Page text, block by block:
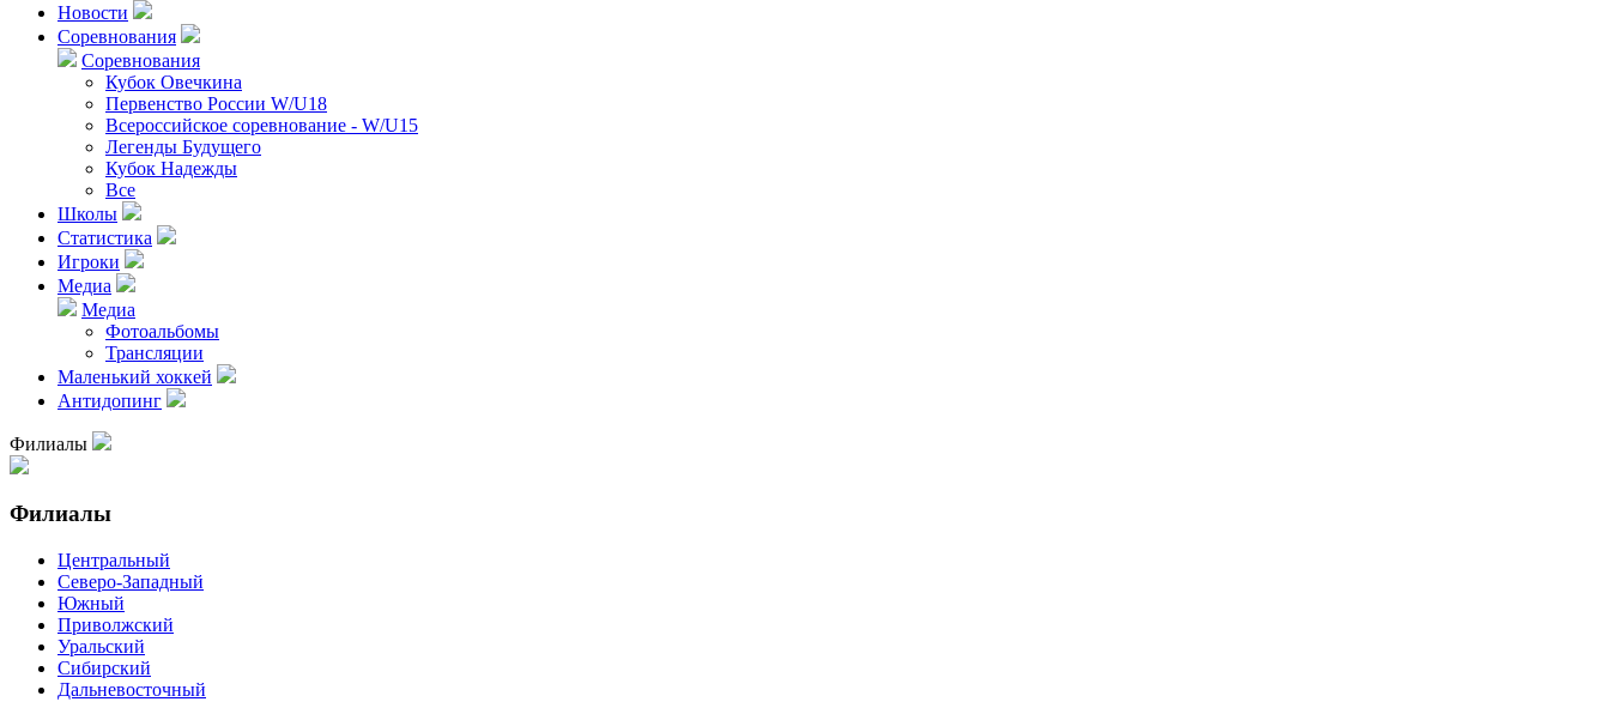
Новости
Соревнования
Соревнования
Кубок Овечкина
Первенство России W/U18
Всероссийское соревнование - W/U15
Легенды Будущего
Кубок Надежды
Все
Школы
Статистика
Игроки
Медиа
Медиа
Фотоальбомы
Трансляции
Маленький хоккей
Антидопинг
Филиалы
Филиалы
Центральный
Северо-Западный
Южный
Приволжский
Уральский
Сибирский
Дальневосточный